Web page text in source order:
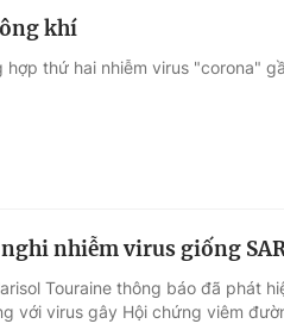
khí
thứ hai nhiễm virus "corona"
nhiễm virus giống
Touraine thông báo đã phát
với virus gây Hội chứng viêm